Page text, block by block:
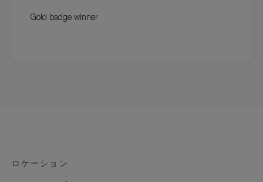
Gold badge winner
ロケーション